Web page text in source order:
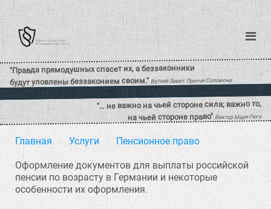
Главная Услуги Пенсионное право
Оформление документов для выплаты российской
пенсии по возрасту в Германии и некоторые
особенности их оформления.